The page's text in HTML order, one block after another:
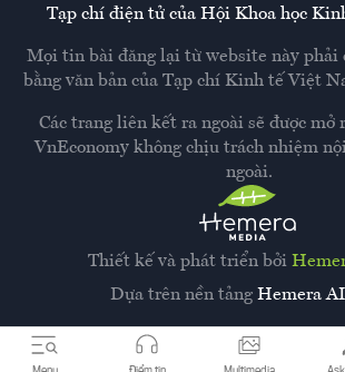
Thiết kế và phát triển bởi
Dựa trên nền tảng Hemera
Tạp chí điện tử của Hội Khoa học
Mọi tin bài đăng lại từ website này phải
bằng văn bản của Tạp chí Kinh tế Việt
Các trang liên kết ra ngoài sẽ được mở
VnEconomy không chịu trách nhiệm
ngoài.